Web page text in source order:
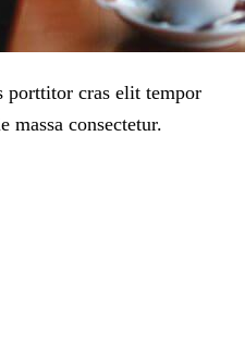
porttitor cras elit tempor
massa consectetur.